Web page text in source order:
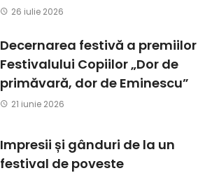
26 iulie 2026
Decernarea festivă a premiilor
Festivalului Copiilor „Dor de
primăvară, dor de Eminescu”
21 iunie 2026
Impresii și gânduri de la un
festival de poveste